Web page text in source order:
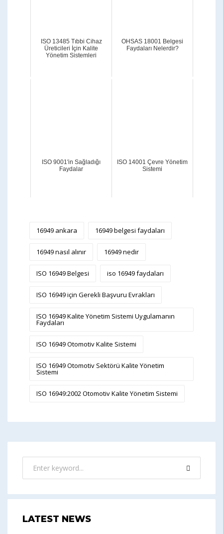
ISO 13485 Tıbbi Cihaz
Üreticileri İçin Kalite
Yönetim Sistemleri
OHSAS 18001 Belgesi
Faydaları Nelerdir?
ISO 9001′in Sağladığı
Faydalar
ISO 14001 Çevre Yönetim
Sistemi
16949 ankara 16949 belgesi faydaları
16949 nasıl alınır 16949 nedir
ISO 16949 Belgesi iso 16949 faydaları
ISO 16949 için Gerekli Başvuru Evrakları
ISO 16949 Kalite Yönetim Sistemi Uygulamanın
Faydaları
ISO 16949 Otomotiv Kalite Sistemi
ISO 16949 Otomotiv Sektörü Kalite Yönetim
Sistemi
ISO 16949:2002 Otomotiv Kalite Yönetim Sistemi
LATEST NEWS